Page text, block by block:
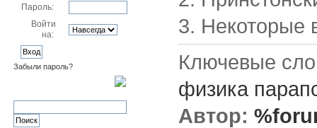
Пароль:
Войти
на:
Забыли пароль?
3. Некоторые
Ключевые
физика
Автор: